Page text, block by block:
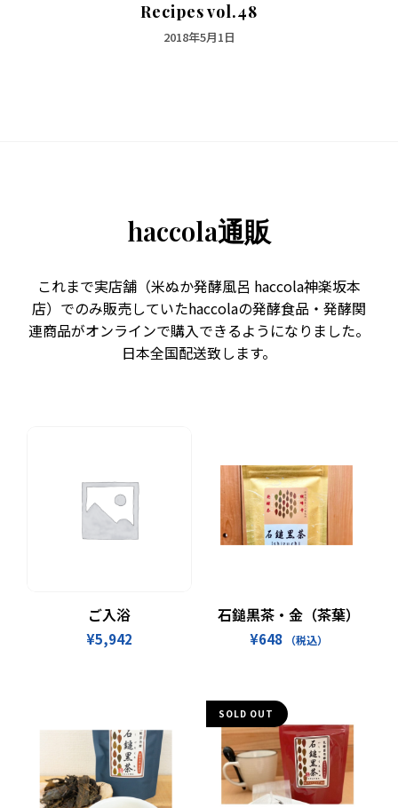
Recipes vol.48
2018年5月1日
haccola通販
これまで実店舗（米ぬか発酵風呂 haccola神楽坂本
店）でのみ販売していたhaccolaの発酵食品・発酵関
連商品がオンラインで購入できるようになりました。
日本全国配送致します。
お買い物カゴに追加
ご入浴
¥5,942
続きを読む
石鎚黒茶・金（茶葉）
¥648 （税込）
SOLD OUT